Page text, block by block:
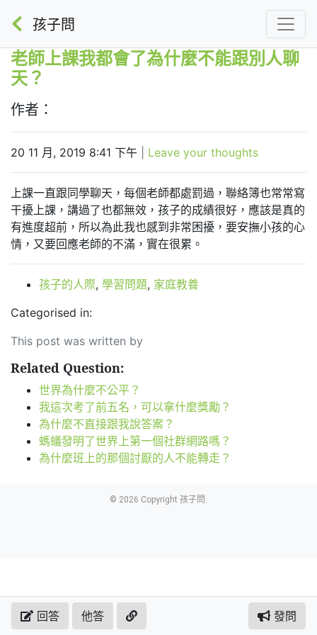
孩子問
老師上課我都會了為什麼不能跟別人聊
天？
作者：
20 11 月, 2019 8:41 下午 Leave your thoughts
上課一直跟同學聊天，每個老師都處罰過，聯絡簿也常常寫
干擾上課，講過了也都無效，孩子的成績很好，應該是真的
有進度超前，所以為此我也感到非常困擾，要安撫小孩的心
情，又要回應老師的不滿，實在很累。
孩子的人際, 學習問題, 家庭教養
Categorised in:
This post was written by
Related Question:
世界為什麼不公平？
我這次考了前五名，可以拿什麼獎勵？
為什麼不直接跟我說答案？
螞蟻發明了世界上第一個社群網路嗎？
為什麼班上的那個討厭的人不能轉走？
© 2026 Copyright 孩子問.
回答 他答 發問